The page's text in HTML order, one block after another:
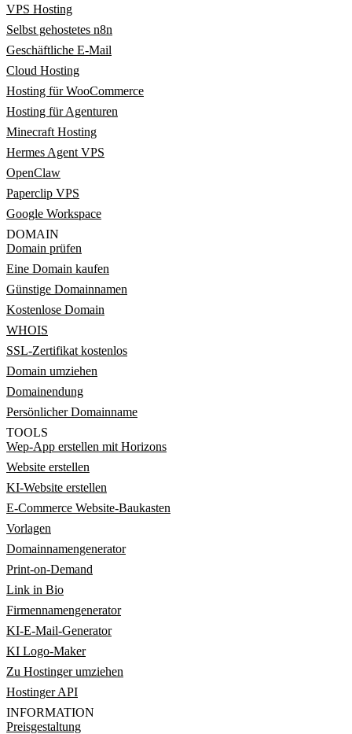
VPS Hosting
Selbst gehostetes n8n
Geschäftliche E-Mail
Cloud Hosting
Hosting für WooCommerce
Hosting für Agenturen
Minecraft Hosting
Hermes Agent VPS
OpenClaw
Paperclip VPS
Google Workspace
DOMAIN
Domain prüfen
Eine Domain kaufen
Günstige Domainnamen
Kostenlose Domain
WHOIS
SSL-Zertifikat kostenlos
Domain umziehen
Domainendung
Persönlicher Domainname
TOOLS
Wep-App erstellen mit Horizons
Website erstellen
KI-Website erstellen
E-Commerce Website-Baukasten
Vorlagen
Domainnamengenerator
Print-on-Demand
Link in Bio
Firmennamengenerator
KI-E-Mail-Generator
KI Logo-Maker
Zu Hostinger umziehen
Hostinger API
INFORMATION
Preisgestaltung